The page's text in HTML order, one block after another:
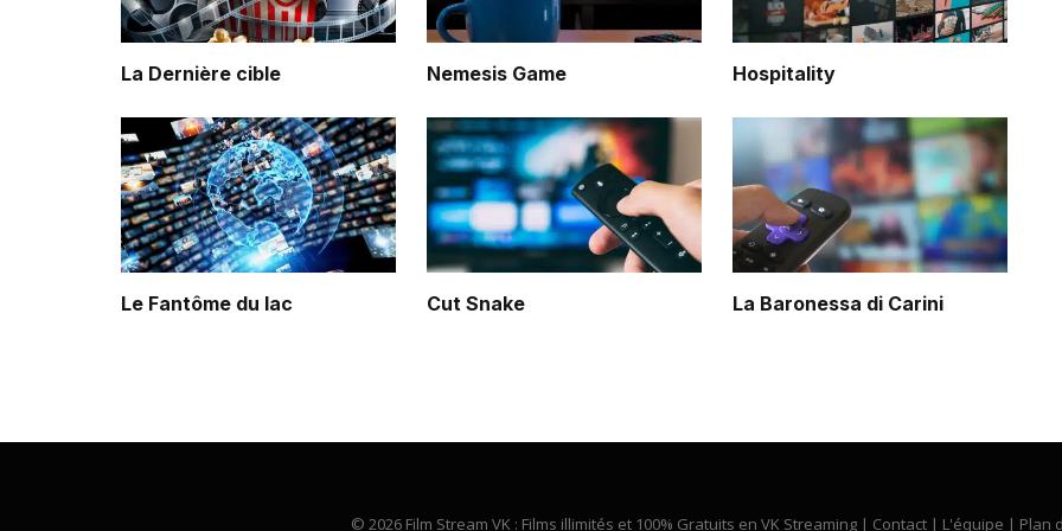
La Dernière cible Nemesis Game Hospitality
Le Fantôme du lac Cut Snake La Baronessa di Carini
© 2026 Film Stream VK : Films illimités et 100% Gratuits en VK Streaming | Contact | L'équipe | Plan